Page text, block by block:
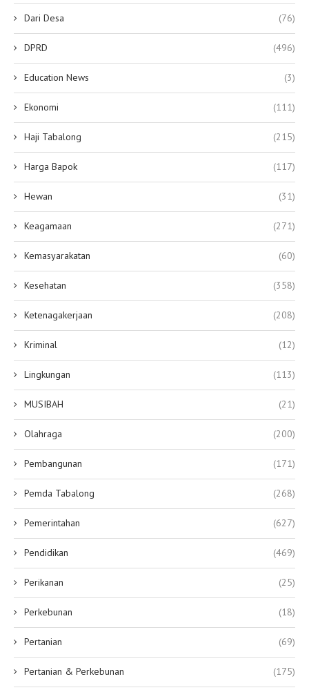
Dari Desa (76)
DPRD (496)
Education News (3)
Ekonomi (111)
Haji Tabalong (215)
Harga Bapok (117)
Hewan (31)
Keagamaan (271)
Kemasyarakatan (60)
Kesehatan (358)
Ketenagakerjaan (208)
Kriminal (12)
Lingkungan (113)
MUSIBAH (21)
Olahraga (200)
Pembangunan (171)
Pemda Tabalong (268)
Pemerintahan (627)
Pendidikan (469)
Perikanan (25)
Perkebunan (18)
Pertanian (69)
Pertanian & Perkebunan (175)